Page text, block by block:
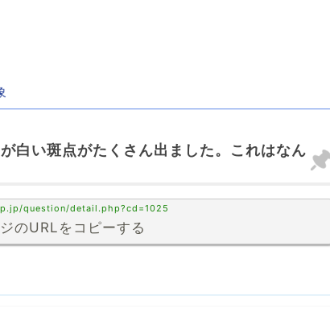
白い斑点がたくさん出ました。これはなん
question/detail.php?cd=1025
のURLをコピーする